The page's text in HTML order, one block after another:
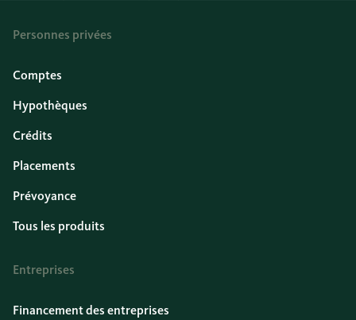
Personnes privées
Comptes
Hypothèques
Crédits
Placements
Prévoyance
Tous les produits
Entreprises
Financement des entreprises